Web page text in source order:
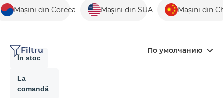
Mașini din Coreea Mașini din SUA Mașini din
Filtru По умолчанию
În stoc
La
comandă